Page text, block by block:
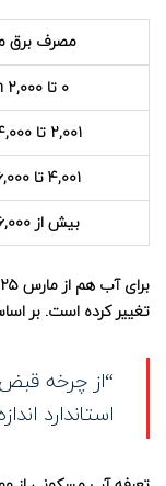
مصرف برق
۰ تا ۲,۰۰۰ kWh
۲,۰۰۱ تا ۴,۰۰۰ kWh
۴,۰۰۱ تا ۶,۰۰۰ kWh
بیش از ۶,۰۰۰ kWh
تغییر کرده است. بر
استاندارد